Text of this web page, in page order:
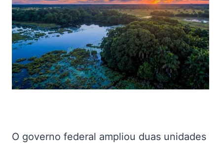
O governo federal ampliou duas unidades